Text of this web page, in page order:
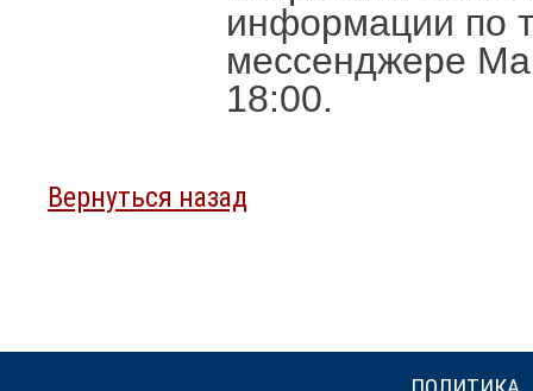
информации по
мессенджере
18:00.
Вернуться назад